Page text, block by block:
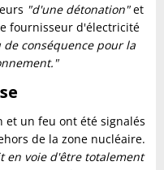
"d'une détonation"et
fournisseur d'électricité
de conséquence pour la
et un feu ont été signalés
de la zone nucléaire.
en voie d'être totalement